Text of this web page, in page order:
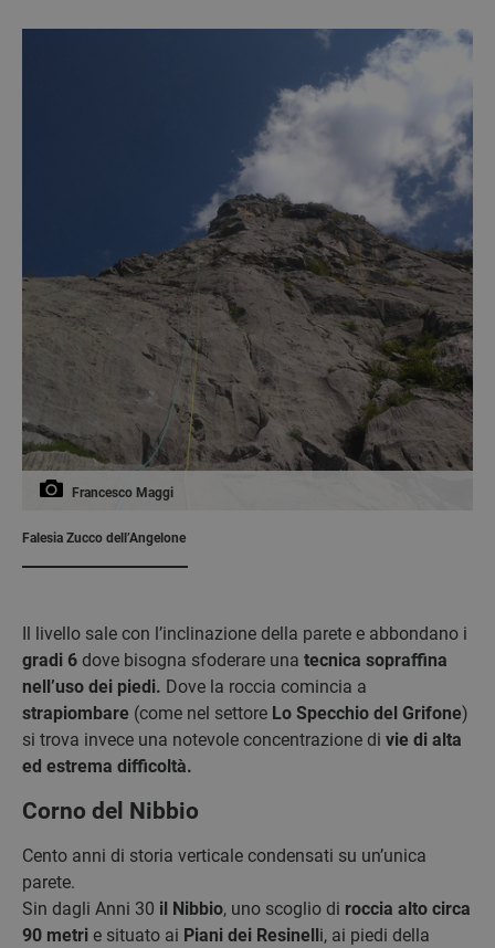
Francesco Maggi
Falesia Zucco dell’Angelone
Il livello sale con l’inclinazione della parete e abbondano i
gradi 6 dove bisogna sfoderare una tecnica sopraffina
nell’uso dei piedi. Dove la roccia comincia a
strapiombare (come nel settore Lo Specchio del Grifone)
si trova invece una notevole concentrazione di vie di alta
ed estrema difficoltà.
Corno del Nibbio
Cento anni di storia verticale condensati su un’unica
parete.
Sin dagli Anni 30 il Nibbio, uno scoglio di roccia alto circa
90 metri e situato ai Piani dei Resinelli, ai piedi della